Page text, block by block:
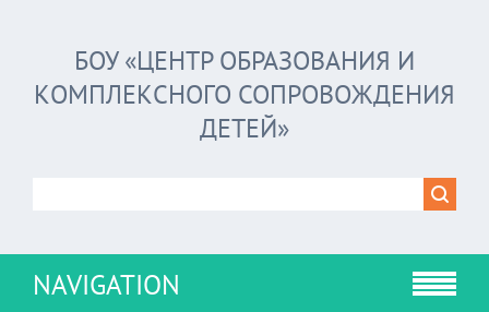
БОУ «ЦЕНТР ОБРАЗОВАНИЯ И
КОМПЛЕКСНОГО СОПРОВОЖДЕНИЯ
ДЕТЕЙ»
NAVIGATION